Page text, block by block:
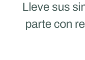
Lleve sus
parte con